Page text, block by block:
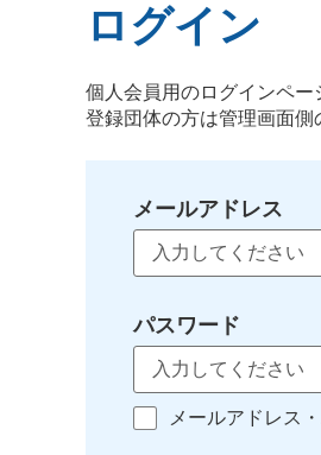
ログイン
個人会員用のログインペー
登録団体の方は管理画面側
メールアドレス
パスワード
メールアドレス